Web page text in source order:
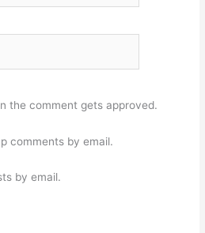
the comment gets approved.
comments by email.
by email.